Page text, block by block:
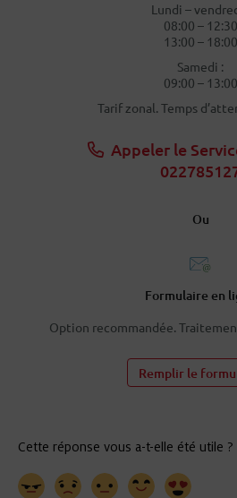
Lundi –
08:00 – 12:30
13:00 – 18:00
Samedi :
09:00 – 13:00
Tarif zonal. Temps
Appeler le
Ou
Formulaire en
Option recommandée.
Remplir le